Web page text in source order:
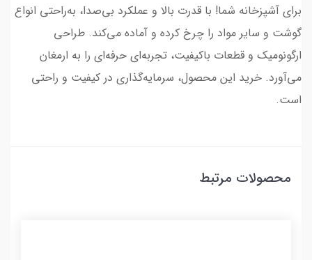
برای آشپزخانه شما! با قدرت بالا و عملکرد بی‌صدا، به‌راحتی انواع
گوشت و سایر مواد را چرخ کرده و آماده می‌کند. طراحی
ارگونومیک و قطعات باکیفیت، تجربه‌ای حرفه‌ای را به ارمغان
می‌آورد. خرید این محصول، سرمایه‌گذاری در کیفیت و راحتی
است.
محصولات مرتبط